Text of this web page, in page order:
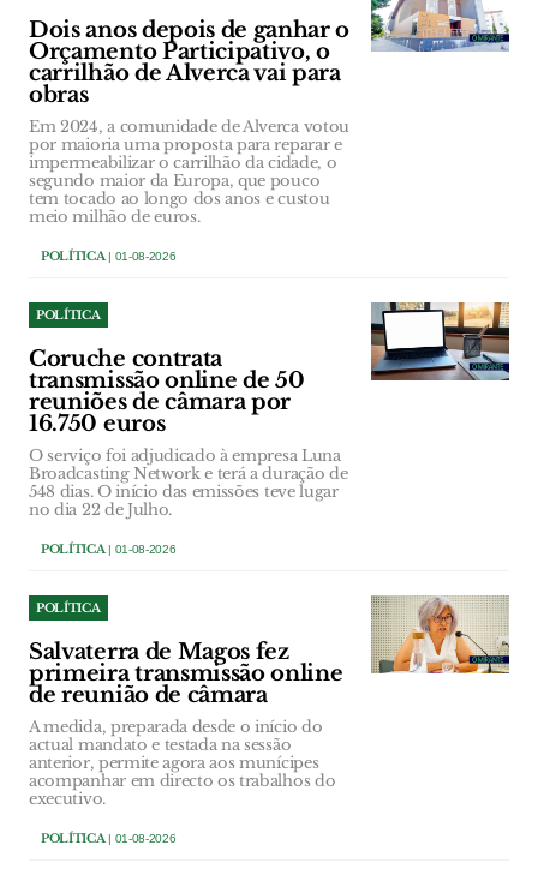
Dois anos depois de ganhar o
Orçamento Participativo, o
carrilhão de Alverca vai para
obras
Em 2024, a comunidade de Alverca votou
por maioria uma proposta para reparar e
impermeabilizar o carrilhão da cidade, o
segundo maior da Europa, que pouco
tem tocado ao longo dos anos e custou
meio milhão de euros.
POLÍTICA| 01-08-2026
POLÍTICA
Coruche contrata
transmissão online de 50
reuniões de câmara por
16.750 euros
O serviço foi adjudicado à empresa Luna
Broadcasting Network e terá a duração de
548 dias. O início das emissões teve lugar
no dia 22 de Julho.
POLÍTICA| 01-08-2026
POLÍTICA
Salvaterra de Magos fez
primeira transmissão online
de reunião de câmara
A medida, preparada desde o início do
actual mandato e testada na sessão
anterior, permite agora aos munícipes
acompanhar em directo os trabalhos do
executivo.
POLÍTICA| 01-08-2026